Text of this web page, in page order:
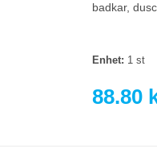
badkar,
Enhet: 1 st
88.80